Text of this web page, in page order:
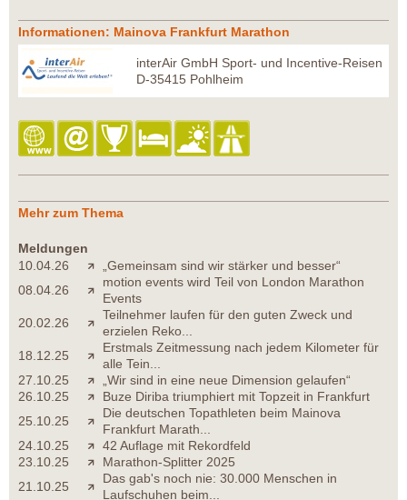
Informationen: Mainova Frankfurt Marathon
interAir GmbH Sport- und Incentive-Reisen
D-35415 Pohlheim
Mehr zum Thema
Meldungen
10.04.26
„Gemeinsam sind wir stärker und besser“
08.04.26
motion events wird Teil von London Marathon
Events
20.02.26
Teilnehmer laufen für den guten Zweck und
erzielen Reko...
18.12.25
Erstmals Zeitmessung nach jedem Kilometer für
alle Tein...
27.10.25
„Wir sind in eine neue Dimension gelaufen“
26.10.25
Buze Diriba triumphiert mit Topzeit in Frankfurt
25.10.25
Die deutschen Topathleten beim Mainova
Frankfurt Marath...
24.10.25
42 Auflage mit Rekordfeld
23.10.25
Marathon-Splitter 2025
21.10.25
Das gab's noch nie: 30.000 Menschen in
Laufschuhen beim...